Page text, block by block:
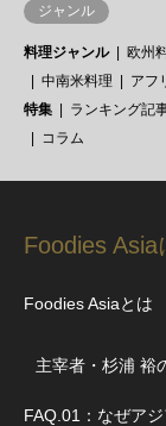
ジャンル
料理ジャンル 欧州
中南米料理
アフ
特集
ランキング記
コラム
Foodies Asia
Foodies Asiaとは
主宰者・杉浦 裕
FAQ.01：なぜア